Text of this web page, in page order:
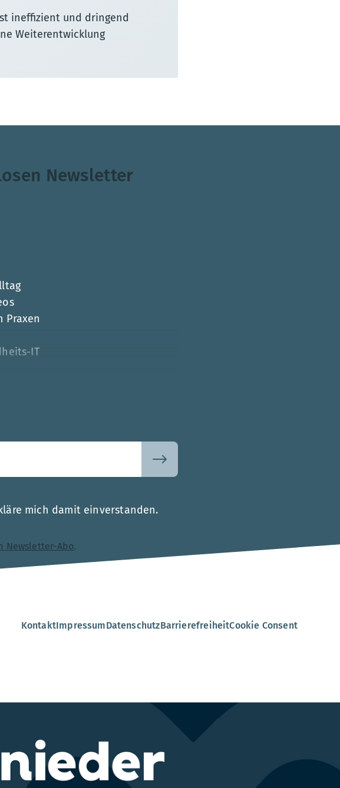
ineffizient und dringend
Weiterentwicklung
Newsletter
Praxen
IT
mich damit einverstanden.
Newsletter-Abo.
KontaktImpressumDatenschutzBarrierefreiheitCookie Consent